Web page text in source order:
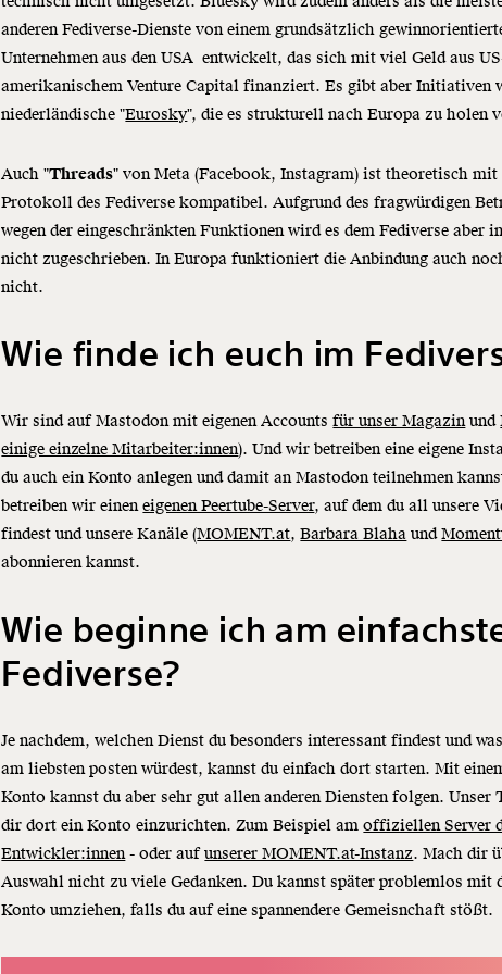
anderen Fediverse-Dienste von einem grundsätzlich
Unternehmen aus den USA entwickelt, das sich mit viel Geld aus
amerikanischem Venture Capital finanziert. Es gibt aber Initiativen
niederländische "Eurosky", die es strukturell nach Europa zu holen
Auch "Threads" von Meta (Facebook, Instagram) ist theoretisch mit
Protokoll des Fediverse kompatibel. Aufgrund des fragwürdigen
wegen der eingeschränkten Funktionen wird es dem Fediverse aber
nicht zugeschrieben. In Europa funktioniert die Anbindung auch
nicht.
Wie finde ich euch im
Wir sind auf Mastodon mit eigenen Accountsfür unser Magazinund
einige einzelne Mitarbeiter:innen). Und wir betreiben eine eigene
du auch ein Konto anlegen und damit an Mastodon teilnehmen
betreiben wir eineneigenen Peertube-Server, auf dem du all unsere
findest und unsere Kanäle (MOMENT.at,Barbara Blaha und
abonnieren kannst.
Wie beginne ich am
Fediverse?
Je nachdem, welchen Dienst du besonders interessant findest und
am liebsten posten würdest, kannst du einfach dort starten. Mit
Konto kannst du aber sehr gut allen anderen Diensten folgen. Unser
dir dort ein Konto einzurichten. Zum Beispiel amoffiziellen Server
Entwickler:innen- oder aufunserer MOMENT.at-Instanz. Mach dir
Auswahl nicht zu viele Gedanken. Du kannst später problemlos mit
Konto umziehen, falls du auf eine spannendere Gemeisnchaft stößt.